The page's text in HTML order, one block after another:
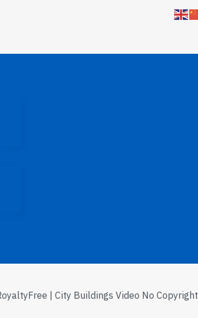
| City Buildings Video No Copyright